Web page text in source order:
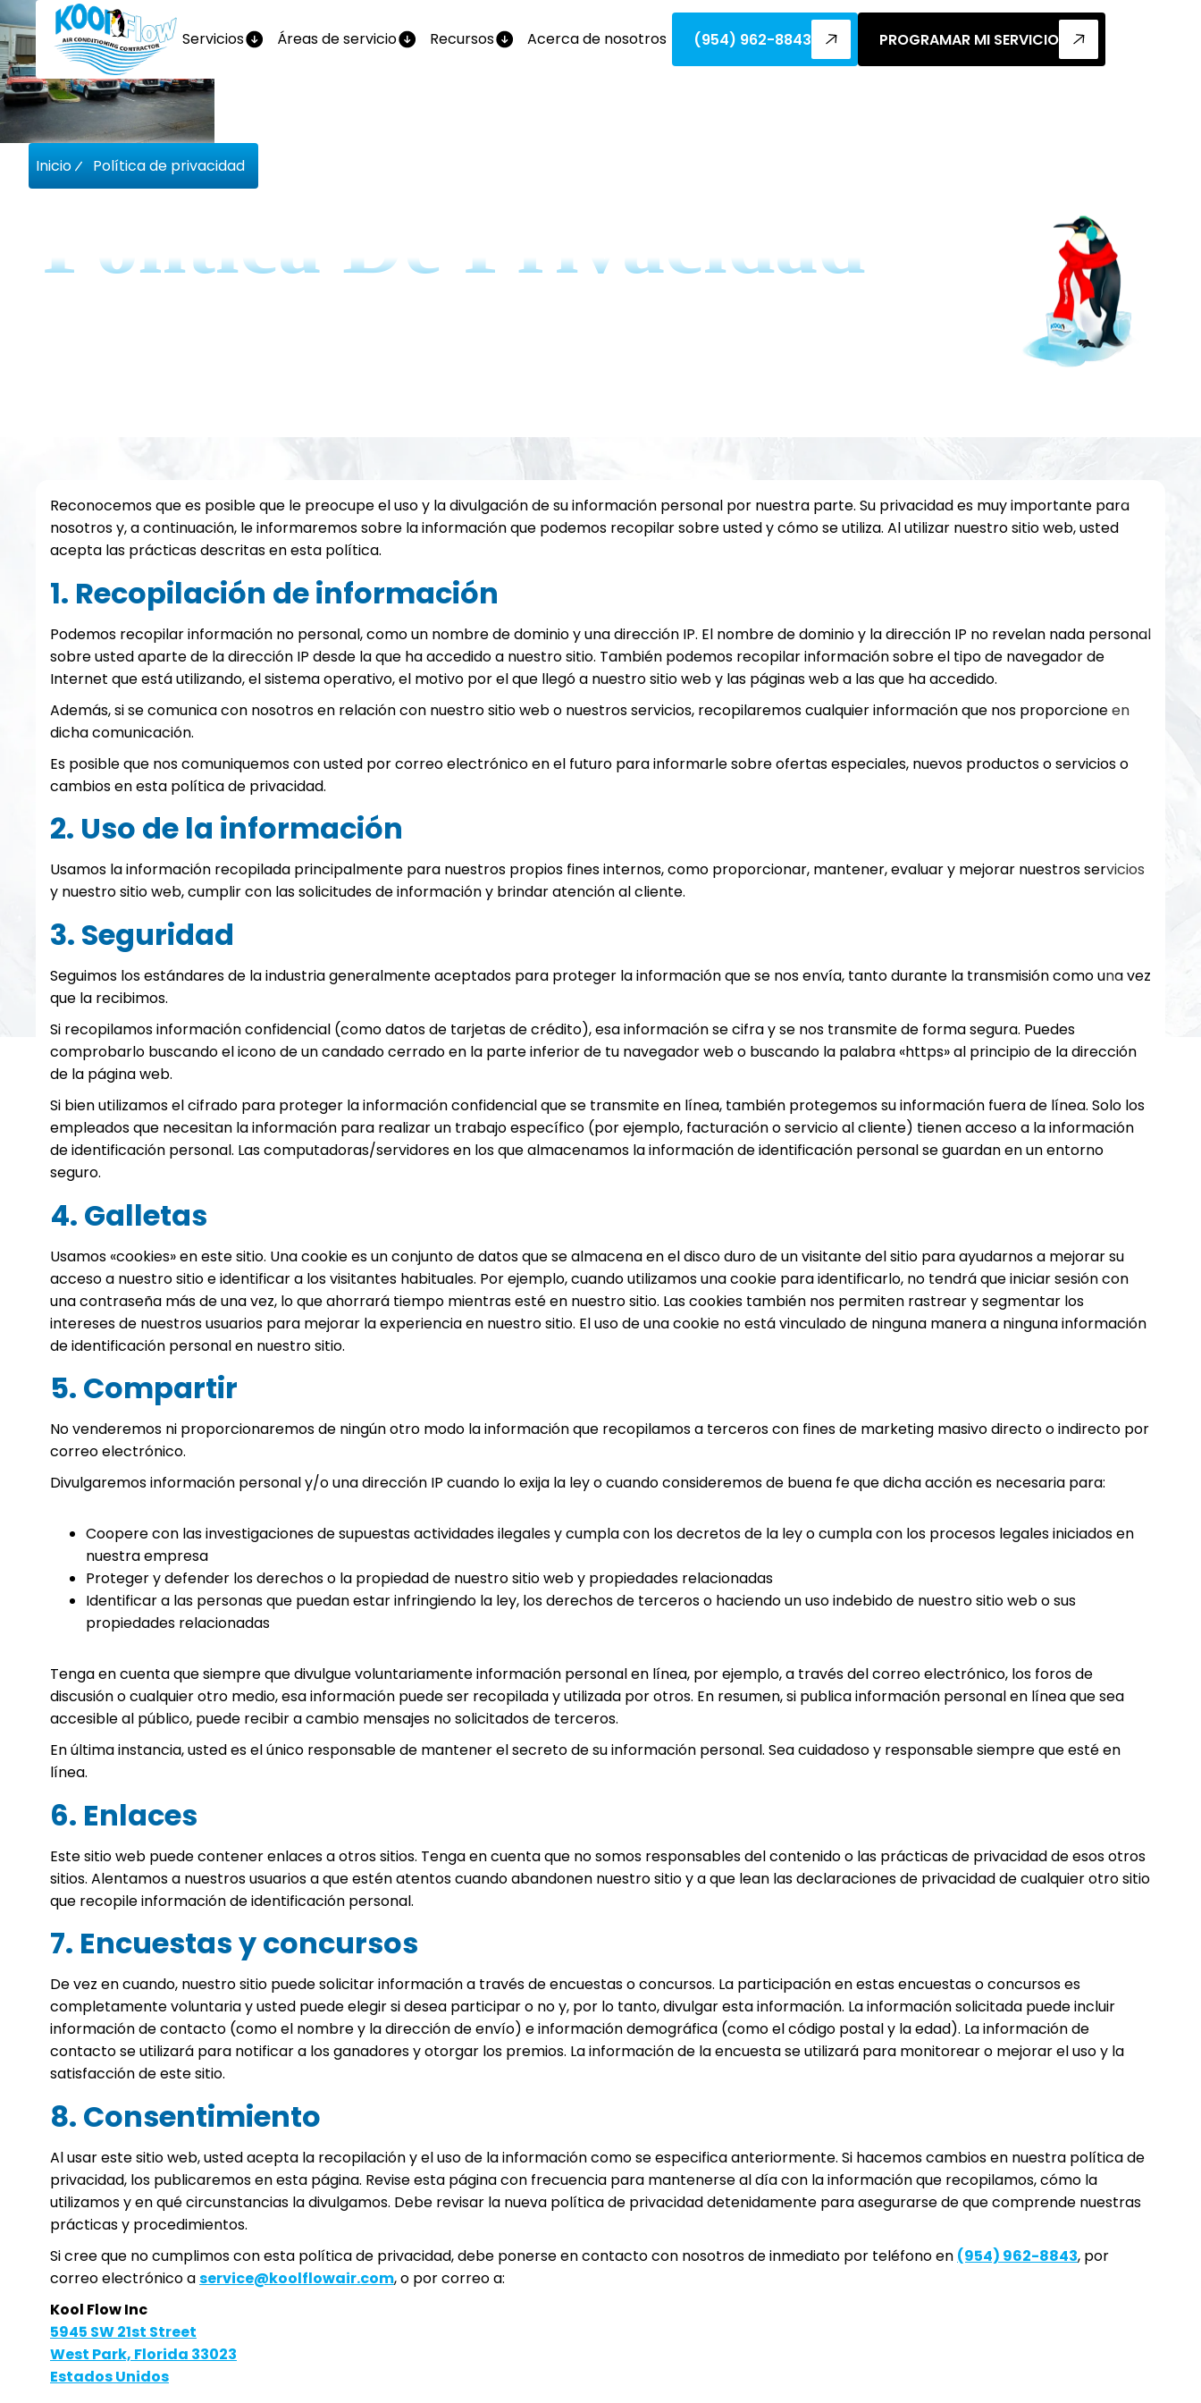
Servicios Áreas de servicio Recursos Acerca de nosotros (954) 962-8843 PROGRAMAR MI SERVICIO
Inicio Política de privacidad
Política De Privacidad
Reconocemos que es posible que le preocupe el uso y la divulgación de su información personal por nuestra parte. Su privacidad es muy importante para
nosotros y, a continuación, le informaremos sobre la información que podemos recopilar sobre usted y cómo se utiliza. Al utilizar nuestro sitio web, usted
acepta las prácticas descritas en esta política.
1. Recopilación de información
Podemos recopilar información no personal, como un nombre de dominio y una dirección IP. El nombre de dominio y la dirección IP no revelan nada personal
sobre usted aparte de la dirección IP desde la que ha accedido a nuestro sitio. También podemos recopilar información sobre el tipo de navegador de
Internet que está utilizando, el sistema operativo, el motivo por el que llegó a nuestro sitio web y las páginas web a las que ha accedido.
Además, si se comunica con nosotros en relación con nuestro sitio web o nuestros servicios, recopilaremos cualquier información que nos proporcione en
dicha comunicación.
Es posible que nos comuniquemos con usted por correo electrónico en el futuro para informarle sobre ofertas especiales, nuevos productos o servicios o
cambios en esta política de privacidad.
2. Uso de la información
Usamos la información recopilada principalmente para nuestros propios fines internos, como proporcionar, mantener, evaluar y mejorar nuestros servicios
y nuestro sitio web, cumplir con las solicitudes de información y brindar atención al cliente.
3. Seguridad
Seguimos los estándares de la industria generalmente aceptados para proteger la información que se nos envía, tanto durante la transmisión como una vez
que la recibimos.
Si recopilamos información confidencial (como datos de tarjetas de crédito), esa información se cifra y se nos transmite de forma segura. Puedes
comprobarlo buscando el icono de un candado cerrado en la parte inferior de tu navegador web o buscando la palabra «https» al principio de la dirección
de la página web.
Si bien utilizamos el cifrado para proteger la información confidencial que se transmite en línea, también protegemos su información fuera de línea. Solo los
empleados que necesitan la información para realizar un trabajo específico (por ejemplo, facturación o servicio al cliente) tienen acceso a la información
de identificación personal. Las computadoras/servidores en los que almacenamos la información de identificación personal se guardan en un entorno
seguro.
4. Galletas
Usamos «cookies» en este sitio. Una cookie es un conjunto de datos que se almacena en el disco duro de un visitante del sitio para ayudarnos a mejorar su
acceso a nuestro sitio e identificar a los visitantes habituales. Por ejemplo, cuando utilizamos una cookie para identificarlo, no tendrá que iniciar sesión con
una contraseña más de una vez, lo que ahorrará tiempo mientras esté en nuestro sitio. Las cookies también nos permiten rastrear y segmentar los
intereses de nuestros usuarios para mejorar la experiencia en nuestro sitio. El uso de una cookie no está vinculado de ninguna manera a ninguna información
de identificación personal en nuestro sitio.
5. Compartir
No venderemos ni proporcionaremos de ningún otro modo la información que recopilamos a terceros con fines de marketing masivo directo o indirecto por
correo electrónico.
Divulgaremos información personal y/o una dirección IP cuando lo exija la ley o cuando consideremos de buena fe que dicha acción es necesaria para:
Coopere con las investigaciones de supuestas actividades ilegales y cumpla con los decretos de la ley o cumpla con los procesos legales iniciados en
nuestra empresa
Proteger y defender los derechos o la propiedad de nuestro sitio web y propiedades relacionadas
Identificar a las personas que puedan estar infringiendo la ley, los derechos de terceros o haciendo un uso indebido de nuestro sitio web o sus
propiedades relacionadas
Tenga en cuenta que siempre que divulgue voluntariamente información personal en línea, por ejemplo, a través del correo electrónico, los foros de
discusión o cualquier otro medio, esa información puede ser recopilada y utilizada por otros. En resumen, si publica información personal en línea que sea
accesible al público, puede recibir a cambio mensajes no solicitados de terceros.
En última instancia, usted es el único responsable de mantener el secreto de su información personal. Sea cuidadoso y responsable siempre que esté en
línea.
6. Enlaces
Este sitio web puede contener enlaces a otros sitios. Tenga en cuenta que no somos responsables del contenido o las prácticas de privacidad de esos otros
sitios. Alentamos a nuestros usuarios a que estén atentos cuando abandonen nuestro sitio y a que lean las declaraciones de privacidad de cualquier otro sitio
que recopile información de identificación personal.
7. Encuestas y concursos
De vez en cuando, nuestro sitio puede solicitar información a través de encuestas o concursos. La participación en estas encuestas o concursos es
completamente voluntaria y usted puede elegir si desea participar o no y, por lo tanto, divulgar esta información. La información solicitada puede incluir
información de contacto (como el nombre y la dirección de envío) e información demográfica (como el código postal y la edad). La información de
contacto se utilizará para notificar a los ganadores y otorgar los premios. La información de la encuesta se utilizará para monitorear o mejorar el uso y la
satisfacción de este sitio.
8. Consentimiento
Al usar este sitio web, usted acepta la recopilación y el uso de la información como se especifica anteriormente. Si hacemos cambios en nuestra política de
privacidad, los publicaremos en esta página. Revise esta página con frecuencia para mantenerse al día con la información que recopilamos, cómo la
utilizamos y en qué circunstancias la divulgamos. Debe revisar la nueva política de privacidad detenidamente para asegurarse de que comprende nuestras
prácticas y procedimientos.
Si cree que no cumplimos con esta política de privacidad, debe ponerse en contacto con nosotros de inmediato por teléfono en (954) 962-8843, por
correo electrónico aservice@koolflowair.com, o por correo a:
Kool Flow Inc
5945 SW 21st Street
West Park, Florida 33023
Estados Unidos